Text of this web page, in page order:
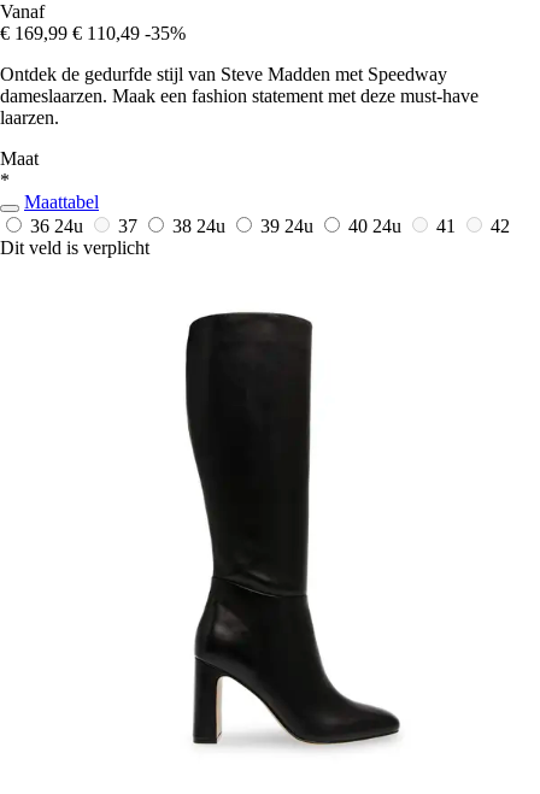
Vanaf
€ 169,99 € 110,49 -35%
Ontdek de gedurfde stijl van Steve Madden met Speedway
dameslaarzen. Maak een fashion statement met deze must-have
laarzen.
Maat
*
Maattabel
36 24u 37 38 24u 39 24u 40 24u 41
42
Dit veld is verplicht